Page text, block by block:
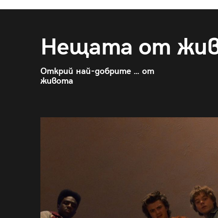
Нещата от
Открий най-добрите … от
живота